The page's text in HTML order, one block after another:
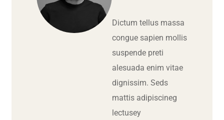
Dictum tellus massa
congue sapien mollis
suspende preti
alesuada enim vitae
dignissim. Seds
mattis adipiscineg
lectusey